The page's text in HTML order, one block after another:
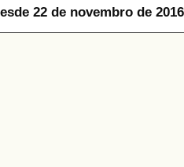
22 de novembro de